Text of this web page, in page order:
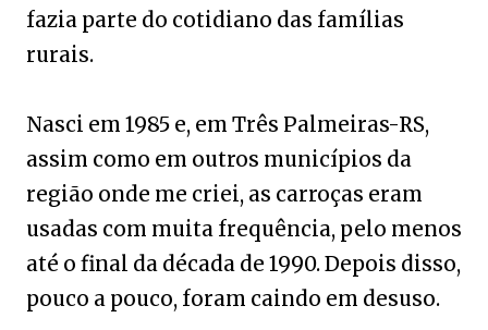
fazia parte do cotidiano das famílias
rurais.
Nasci em 1985 e, em Três Palmeiras-RS,
assim como em outros municípios da
região onde me criei, as carroças eram
usadas com muita frequência, pelo menos
até o final da década de 1990. Depois disso,
pouco a pouco, foram caindo em desuso.